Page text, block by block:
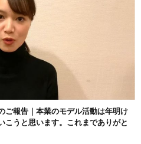
ご報告｜本業のモデル活動は年明け
こうと思います。これまでありがと